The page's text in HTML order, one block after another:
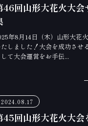
46回山形大花火大会
年8月14日（木）山形大花
たしました！大会を成功させ
して大会運営をお手伝...
2024.08.17
45回山形大花火大会